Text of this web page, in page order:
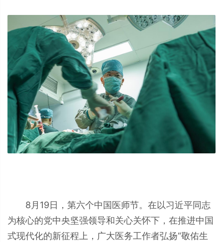
8月19日，第六个中国医师节。在以习近平同志
为核心的党中央坚强领导和关心关怀下，在推进中国
式现代化的新征程上，广大医务工作者弘扬“敬佑生